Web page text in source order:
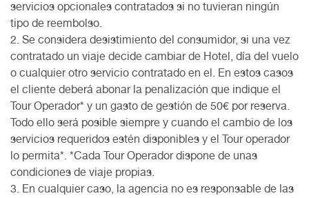
servicios opcionales contratados si no tuvieran ningún
tipo de reembolso.
2. Se considera desistimiento del consumidor, si una vez
contratado un viaje decide cambiar de Hotel, día del vuelo
o cualquier otro servicio contratado en el. En estos casos
el cliente deberá abonar la penalización que indique el
Tour Operador* y un gasto de gestión de 50€ por reserva.
Todo ello será posible siempre y cuando el cambio de los
servicios requeridos estén disponibles y el Tour operador
lo permita*. *Cada Tour Operador dispone de unas
condiciones de viaje propias.
3. En cualquier caso, la agencia no es responsable de las